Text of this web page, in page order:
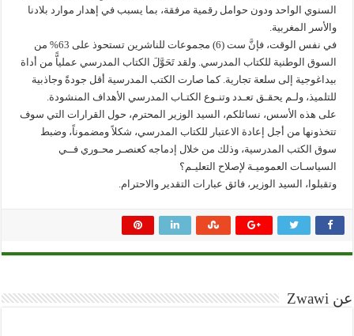
السنوي الواحد ودون حوامل رقمية مرفقة، بما يسبب في إهدار موارد بلادنا
والأسر المغربية.
في نفس الوقت، فإنَّ ست (6) مجموعات للناشرين تستحوذ على 63% من
السوق الوطنية للكتاب المدرسي. ولقد تَحَوَّلَ الكتاب المدرسي عملياًّ من أداة
بيداغوجية إلى سلعة تجارية. كما صارت الكتب المدرسية أقل جودةً وجاذبية
للتلميذ، ولـم يحقـق تعـدد وتنـوع الكتـاب المدرسي الأهداف المنشودة.
على هذه الأسس، نسائلكم، السيد الوزير المحترم، حول القرارات التي سوف
تتخذونها من أجل إعادة الاعتبار للكتاب المدرسي، شكلاً ومضموناً، وضبط
سوق الكتب المدرسية، وذلك من خلال إدماجه كعنصـر محـوري فــي
السياسـات العموميـة لإصلاح التعليـم؟
وتقبلوا، السيد الوزير، فائق عبارات التقدير والاحترام.
عن Zwawi